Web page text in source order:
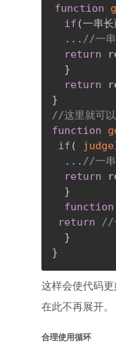
function
if (一串
... //一串
return
}
return
}
//这里就可以
function
if (
... //一串
return
}
function
return
//
}
}
这样会使代码
在此不再展开。
合理使用循环